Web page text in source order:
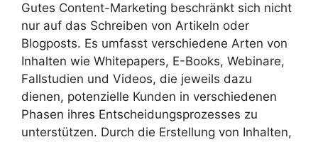
Gutes Content-Marketing beschränkt sich nicht
nur auf das Schreiben von Artikeln oder
Blogposts. Es umfasst verschiedene Arten von
Inhalten wie Whitepapers, E-Books, Webinare,
Fallstudien und Videos, die jeweils dazu
dienen, potenzielle Kunden in verschiedenen
Phasen ihres Entscheidungsprozesses zu
unterstützen. Durch die Erstellung von Inhalten,